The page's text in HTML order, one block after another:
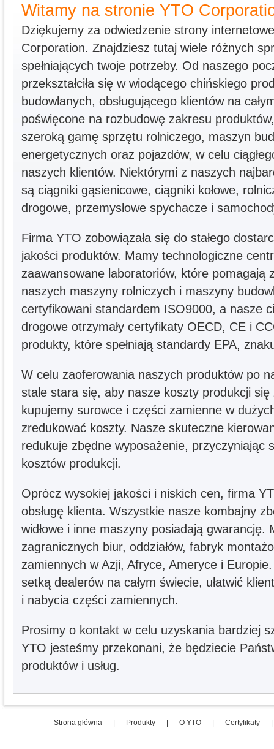
Witamy na stronie YTO
Dziękujemy za odwiedzenie strony
Corporation. Znajdziesz tutaj wiele różnych
spełniających twoje potrzeby. Od naszego
przekształciła się w wiodącego chińskiego
budowlanych, obsługującego klientów na
poświęcone na rozbudowę zakresu
szeroką gamę sprzętu rolniczego, maszyn
energetycznych oraz pojazdów, w celu
naszych klientów. Niektórymi z naszych
są ciągniki gąsienicowe, ciągniki kołowe,
drogowe, przemysłowe spychacze i
Firma YTO zobowiązała się do stałego
jakości produktów. Mamy technologiczne
zaawansowane laboratoriów, które pomagają
naszych maszyny rolniczych i maszyny
certyfikowani standardem ISO9000, a nasze
drogowe otrzymały certyfikaty OECD, CE i
produkty, które spełniają standardy EPA,
W celu zaoferowania naszych produktów po
stale stara się, aby nasze koszty produkcji się
kupujemy surowce i części zamienne w
zredukować koszty. Nasze skuteczne
redukuje zbędne wyposażenie, przyczyniając
kosztów produkcji.
Oprócz wysokiej jakości i niskich cen, firma
obsługę klienta. Wszystkie nasze kombajny
widłowe i inne maszyny posiadają gwarancję.
zagranicznych biur, oddziałów, fabryk
zamiennych w Azji, Afryce, Ameryce i
setką dealerów na całym świecie, ułatwić
i nabycia części zamiennych.
Prosimy o kontakt w celu uzyskania bardziej
YTO jesteśmy przekonani, że będziecie
produktów i usług.
Strona główna Produkty O YTO Certyfikaty